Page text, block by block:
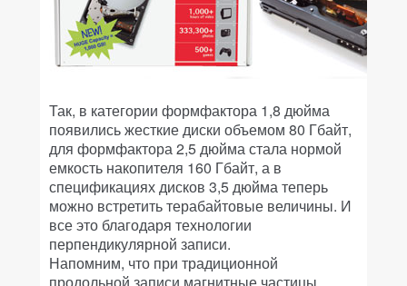
Так, в категории формфактора 1,8 дюйма
появились жесткие диски объемом 80 Гбайт,
для формфактора 2,5 дюйма стала нормой
емкость накопителя 160 Гбайт, а в
спецификациях дисков 3,5 дюйма теперь
можно встретить терабайтовые величины. И
все это благодаря технологии
перпендикулярной записи.
Напомним, что при традиционной